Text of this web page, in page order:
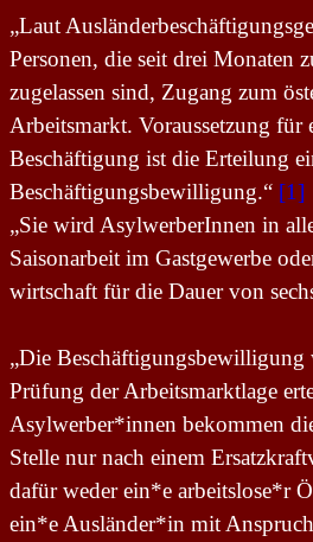
„Laut
Personen, die seit drei Monaten
zugelassen sind, Zugang zum
Arbeitsmarkt. Voraussetzung für
Beschäftigung ist die Erteilung
Beschäftigungsbewilligung.“ [1]
„Sie wird AsylwerberInnen in
Saisonarbeit im Gastgewerbe
wirtschaft für die Dauer von
„Die
Prüfung der Arbeitsmarktlage
Asylwerber*innen bekommen
Stelle nur nach einem
dafür weder ein*e arbeitslose*r
ein*e Ausländer*in mit